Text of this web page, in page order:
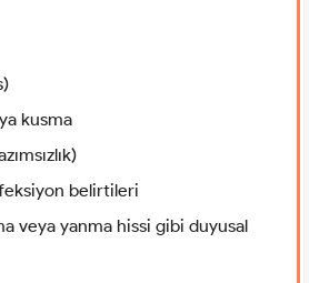
kusma
belirtileri
veya yanma hissi gibi duyusal